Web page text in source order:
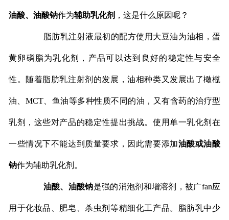
油酸、油酸钠作为辅助乳化剂 ，这是什么原因呢？
脂肪乳注射液最初的配方使用大豆油为油相，蛋
黄卵磷脂为乳化剂，产品可以达到良好的稳定性与安全
性。随着脂肪乳注射剂的发展，油相种类又发展出了橄榄
油、MCT、鱼油等多种性质不同的油，又有含药的治疗型
乳剂，这些对产品的稳定性提出挑战。使用单一乳化剂在
一些情况下不能达到质量要求，因此需要添加油酸或油酸
钠作为辅助乳化剂。
油酸、油酸钠是强的消泡剂和增溶剂，被广fan应
用于化妆品、肥皂、杀虫剂等精细化工产品。脂肪乳中少